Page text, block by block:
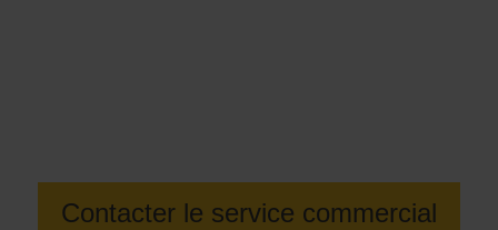
Contacter le service commercial